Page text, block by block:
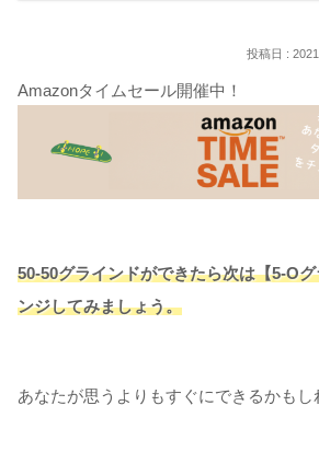
Amazonタイムセール開催中！
50-50グラインドができたら次は【5-O
ンジしてみましょう。
あなたが思うよりもすぐにできるかもし